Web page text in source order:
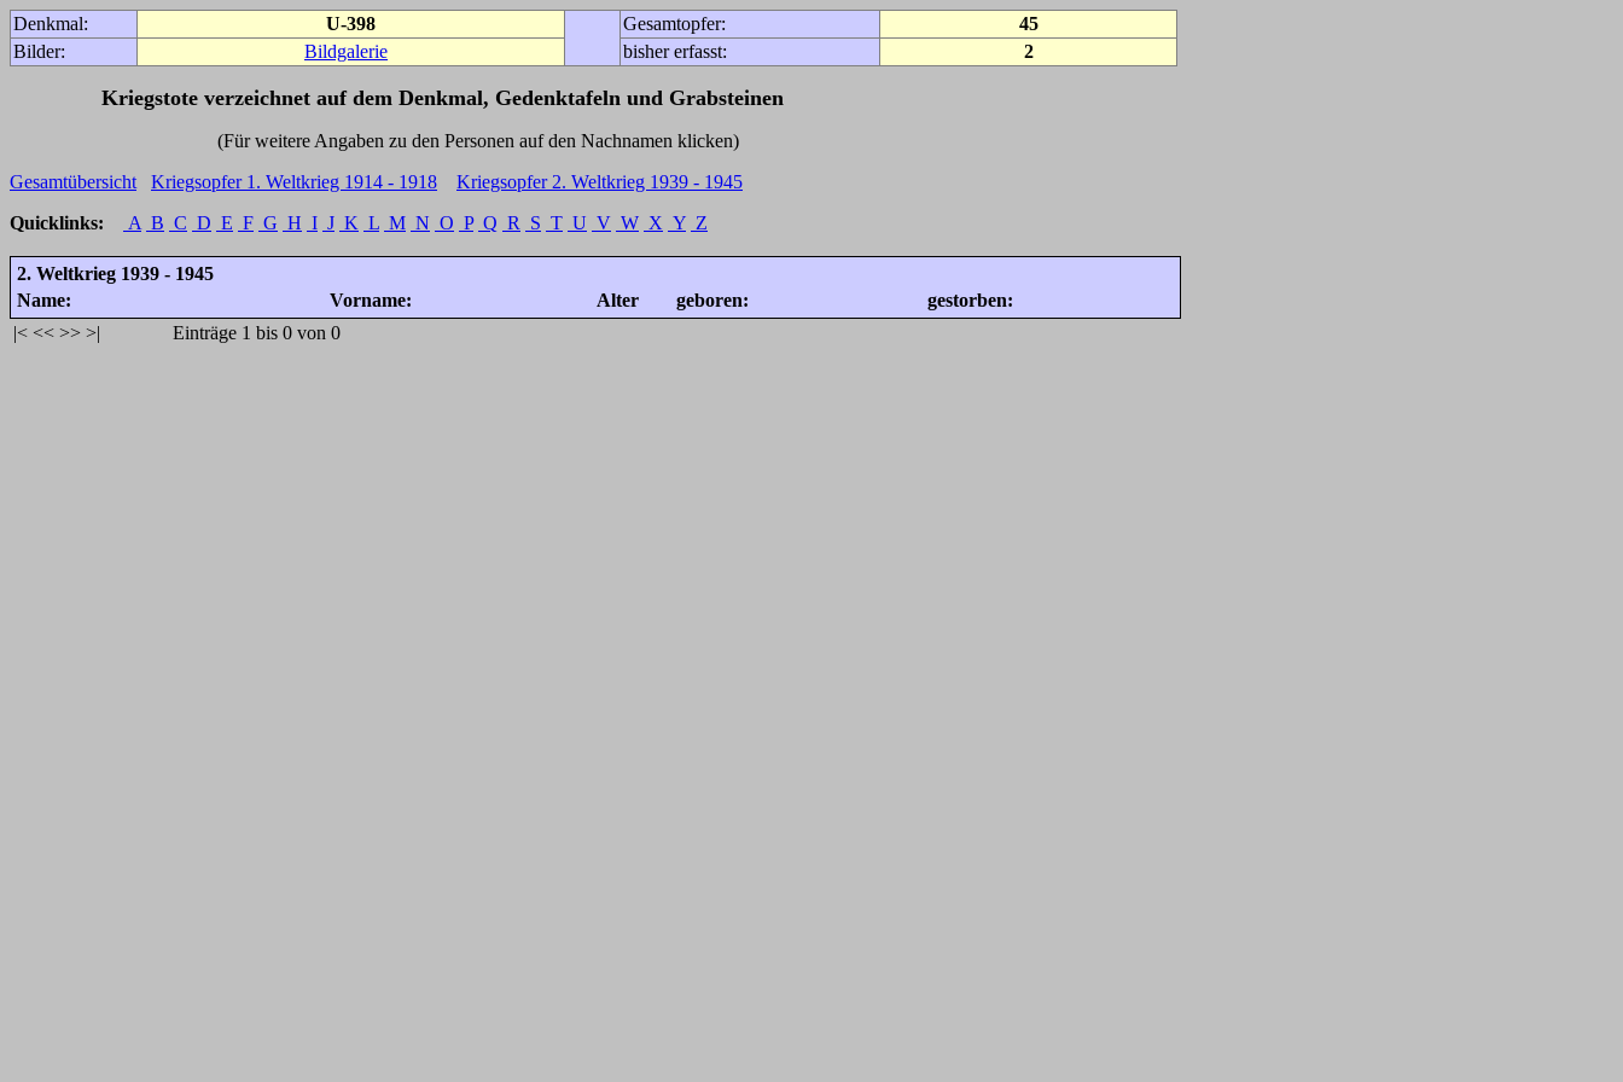
Denkmal: U-398 Gesamtopfer:
45
Bilder:
Bildgalerie bisher erfasst: 2
Kriegstote verzeichnet auf dem Denkmal, Gedenktafeln und Grabsteinen
(Für weitere Angaben zu den Personen auf den Nachnamen klicken)
Gesamtübersicht
Kriegsopfer 1. Weltkrieg 1914 - 1918
Kriegsopfer 2. Weltkrieg 1939 - 1945
Quicklinks:
A B C D E F G H I J K L M N O P Q R S T U V W X Y Z
2. Weltkrieg 1939 - 1945
Name:
Vorname: Alter geboren:
gestorben:
|< << >> >| Einträge 1 bis 0 von 0